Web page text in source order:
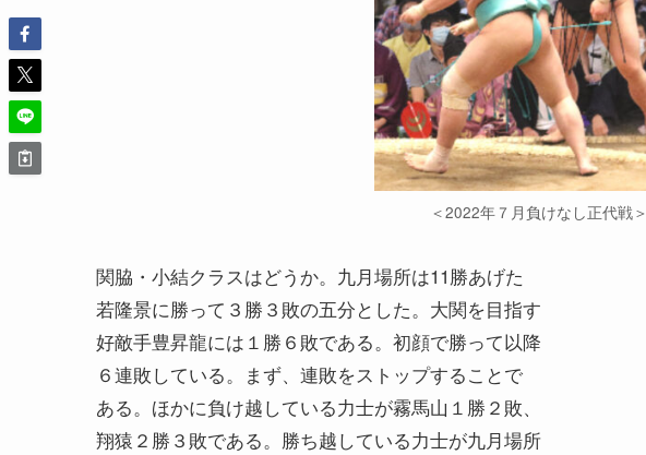
＜2022年７月負けなし正代戦＞
関脇・小結クラスはどうか。九月場所は11勝あげた
若隆景に勝って３勝３敗の五分とした。大関を目指す
好敵手豊昇龍には１勝６敗である。初顔で勝って以降
６連敗している。まず、連敗をストップすることで
ある。ほかに負け越している力士が霧馬山１勝２敗、
翔猿２勝３敗である。勝ち越している力士が九月場所